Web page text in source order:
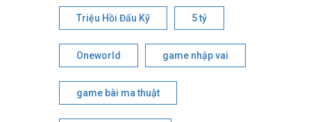
Triệu Hồi Đấu Kỹ 5 tỷ
Oneworld game nhập vai
game bài ma thuật